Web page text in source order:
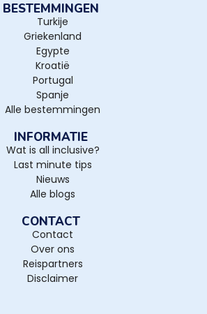
BESTEMMINGEN
Turkije
Griekenland
Egypte
Kroatië
Portugal
Spanje
Alle bestemmingen
INFORMATIE
Wat is all inclusive?
Last minute tips
Nieuws
Alle blogs
CONTACT
Contact
Over ons
Reispartners
Disclaimer